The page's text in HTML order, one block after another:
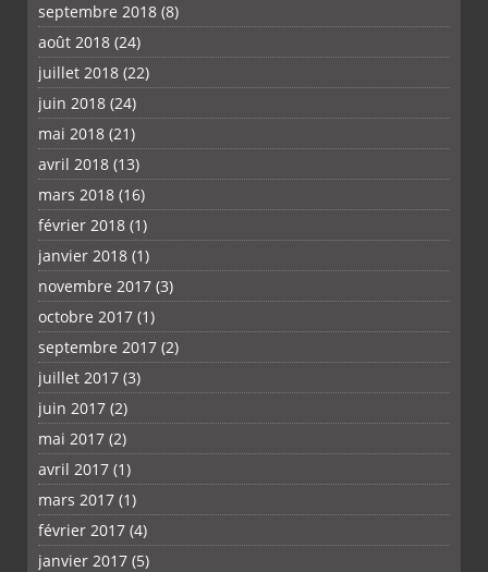
septembre 2018 (8)
août 2018 (24)
juillet 2018 (22)
juin 2018 (24)
mai 2018 (21)
avril 2018 (13)
mars 2018 (16)
février 2018 (1)
janvier 2018 (1)
novembre 2017 (3)
octobre 2017 (1)
septembre 2017 (2)
juillet 2017 (3)
juin 2017 (2)
mai 2017 (2)
avril 2017 (1)
mars 2017 (1)
février 2017 (4)
janvier 2017 (5)